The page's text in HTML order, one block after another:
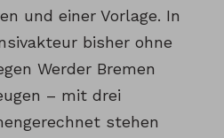
und einer Vorlage. In
bisher ohne
Werder Bremen
– mit drei
stehen